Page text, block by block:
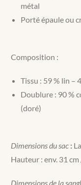
métal
Porté épaule ou
Composition :
Tissu : 59 % lin –
Doublure : 90 %
(doré)
Dimensions du sac :
Hauteur : env. 31 cm
Dimensions de la